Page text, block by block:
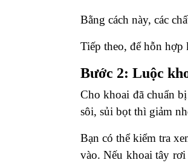
Bằng cách này, các
Tiếp theo, để hỗn
Bước 2: Luộc
Cho khoai đã chuẩn
sôi, sủi bọt thì giảm
Bạn có thể kiểm tra
vào. Nếu khoai tây